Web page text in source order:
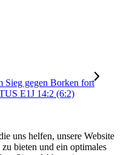
Sieg gegen Borken fort
E1J 14:2 (6:2)
uns helfen, unsere Website
bieten und ein optimales